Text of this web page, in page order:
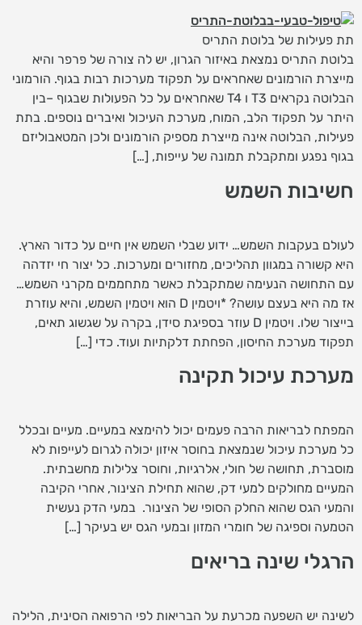
תת פעילות של בלוטת התריס
בלוטת התריס נמצאת באיזור הגרון, יש לה צורה של פרפר והיא
מייצרת הורמונים שאחראים על תפקוד מערכות רבות בגוף. הורמוני
הבלוטה נקראים T3 ו T4 שאחראים על כל הפעולות שבגוף –בין
היתר על תפקוד הלב, המוח, מערכת העיכול ואיברים נוספים. בתת
פעילות, הבלוטה אינה מייצרת מספיק הורמונים ולכן המטאבוליזם
בגוף נפגע ומתקבלת תמונה של עייפות, […]
חשיבות השמש
לעולם בעקבות השמש… ידוע שבלי השמש אין חיים על כדור הארץ.
היא קשורה במגוון תהליכים, מחזורים ומערכות. כל יצור חי יזדהה
עם התחושה הנעימה שמתקבלת כאשר מתחממים מקרני השמש…
אז מה היא בעצם עושה? *ויטמין D הוא ויטמין השמש, והיא עוזרת
בייצור שלו. ויטמין D עוזר בספיגת סידן, בקרה על שגשוג תאים,
תפקוד מערכת החיסון, הפחתת דלקתיות ועוד. כדי […]
מערכת עיכול תקינה
המפתח לבריאות הרבה פעמים יכול להימצא במעיים. מעיים ובכלל
כל מערכת עיכול שנמצאת בחוסר איזון יכולה לגרום לעייפות לא
מוסברת, תחושה של חולי, אלרגיות, וחוסר צלילות מחשבתית.
המעיים מחולקים למעי דק, שהוא תחילת הצינור, אחרי הקיבה
והמעי הגס שהוא החלק הסופי של הצינור. במעי הדק נעשית
הטמעה וספיגה של חומרי המזון ובמעי הגס יש בעיקר […]
הרגלי שינה בריאים
לשינה יש השפעה מכרעת על הבריאות לפי הרפואה הסינית, הלילה